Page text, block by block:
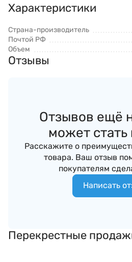
Характеристики
Страна-производитель
Почтой РФ
Объем
Отзывы
Отзывов ещё
может
Расскажите о
товара. Ваш отзыв
покупателям
Написать
Перекрестные